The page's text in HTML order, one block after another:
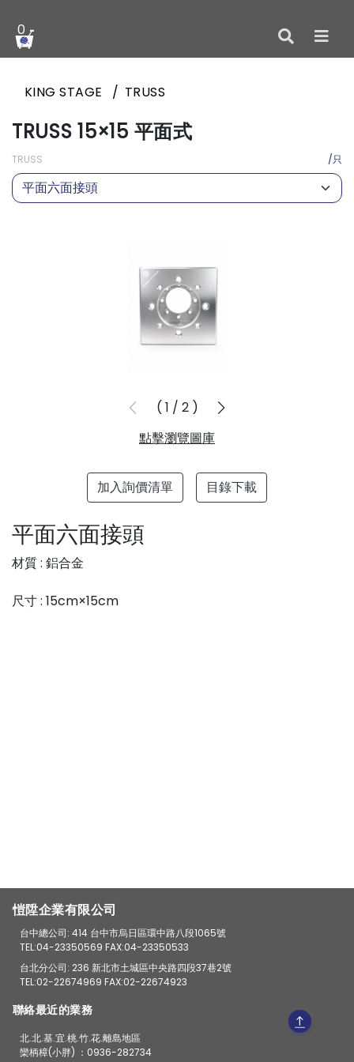
0
KING STAGE TRUSS
TRUSS 15×15 平面式
TRUSS /只
平面六面接頭
1 / 2
點擊瀏覽圖庫
加入詢價清單 目錄下載
平面六面接頭
材質 : 鋁合金
尺寸 : 15cm×15cm
愷陞企業有限公司
台中總公司: 414 台中市烏日區環中路八段1065號
TEL:04-23350569 FAX:04-23350533
台北分公司: 236 新北市土城區中央路四段37巷2號
TEL:02-22674969 FAX:02-22674923
聯絡最近的業務
北.北.基.宜.桃.竹.花.離島地區
欒柄樟(小胖) ：0936-282734